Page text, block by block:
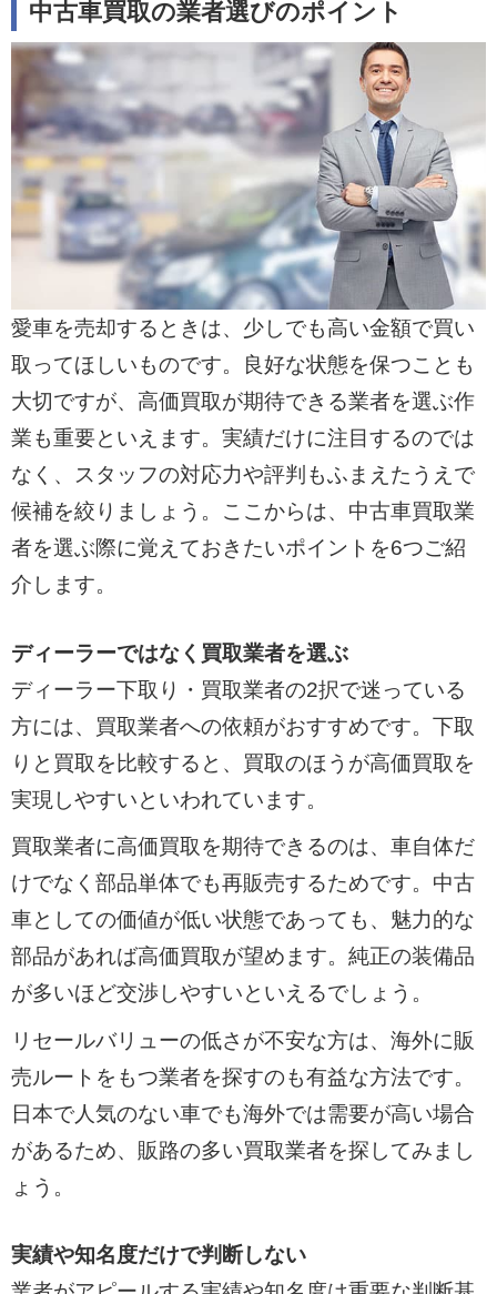
中古車買取の業者選びのポイント
愛車を売却するときは、少しでも高い金額で買い
取ってほしいものです。良好な状態を保つことも
大切ですが、高価買取が期待できる業者を選ぶ作
業も重要といえます。実績だけに注目するのでは
なく、スタッフの対応力や評判もふまえたうえで
候補を絞りましょう。ここからは、中古車買取業
者を選ぶ際に覚えておきたいポイントを6つご紹
介します。
ディーラーではなく買取業者を選ぶ
ディーラー下取り・買取業者の2択で迷っている
方には、買取業者への依頼がおすすめです。下取
りと買取を比較すると、買取のほうが高価買取を
実現しやすいといわれています。
買取業者に高価買取を期待できるのは、車自体だ
けでなく部品単体でも再販売するためです。中古
車としての価値が低い状態であっても、魅力的な
部品があれば高価買取が望めます。純正の装備品
が多いほど交渉しやすいといえるでしょう。
リセールバリューの低さが不安な方は、海外に販
売ルートをもつ業者を探すのも有益な方法です。
日本で人気のない車でも海外では需要が高い場合
があるため、販路の多い買取業者を探してみまし
ょう。
実績や知名度だけで判断しない